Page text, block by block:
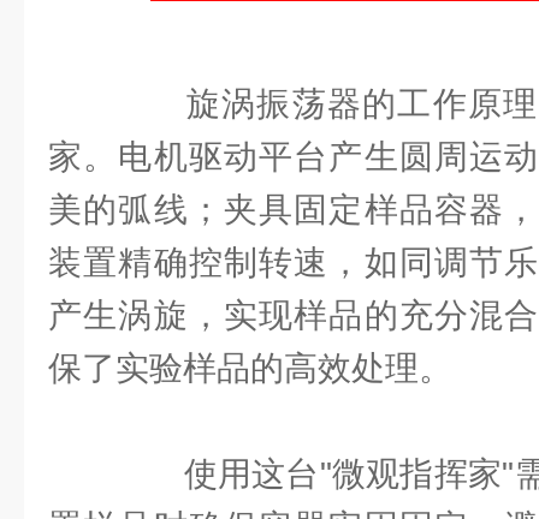
旋涡振荡器的工作原理
家。电机驱动平台产生圆周运
美的弧线；夹具固定样品容器
装置精确控制转速，如同调节
产生涡旋，实现样品的充分混
保了实验样品的高效处理。
使用这台"微观指挥家"